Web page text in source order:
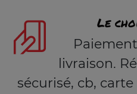
Le
livraison.
sécurisé, cb,